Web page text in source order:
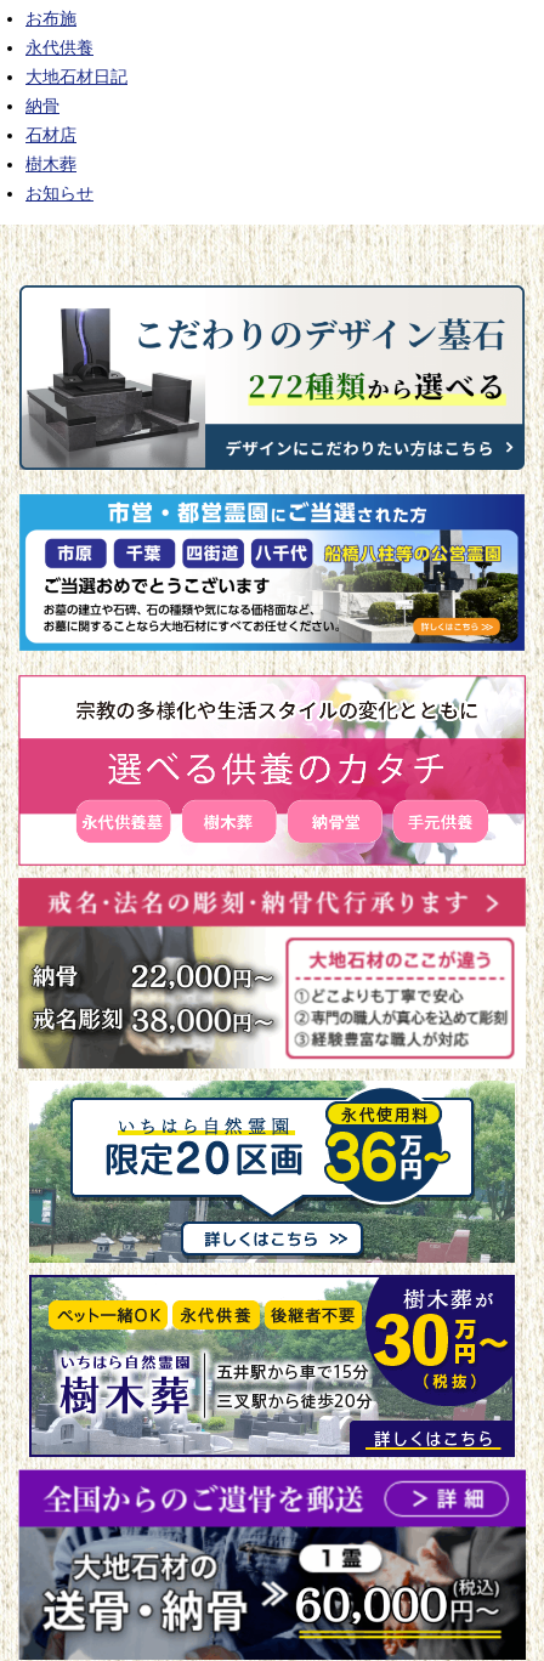
お布施
永代供養
大地石材日記
納骨
石材店
樹木葬
お知らせ